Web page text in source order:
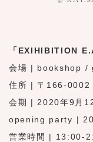
「EXIHIBITION
会場 | bookshop /
住所 | 〒166-0002
会期 | 2020年9月
opening party |
営業時間 | 13:00-